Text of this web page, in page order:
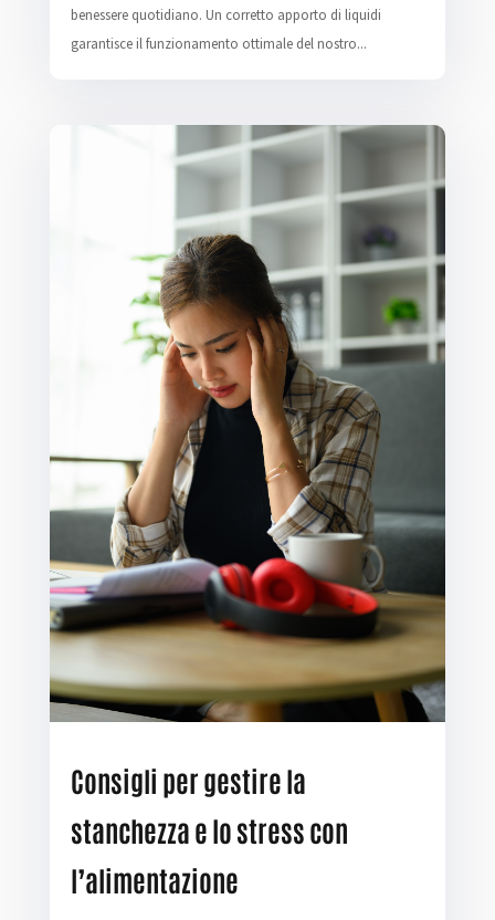
benessere quotidiano. Un corretto apporto di liquidi
garantisce il funzionamento ottimale del nostro...
Consigli per gestire la
stanchezza e lo stress con
l’alimentazione